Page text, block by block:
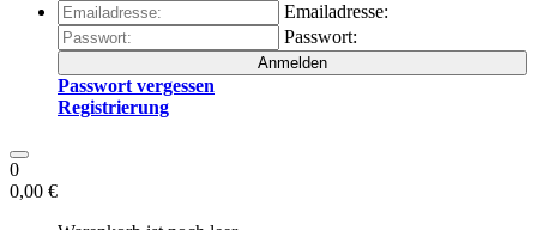
Emailadresse:
Passwort:
Anmelden
Passwort vergessen
Registrierung
0
0,00 €